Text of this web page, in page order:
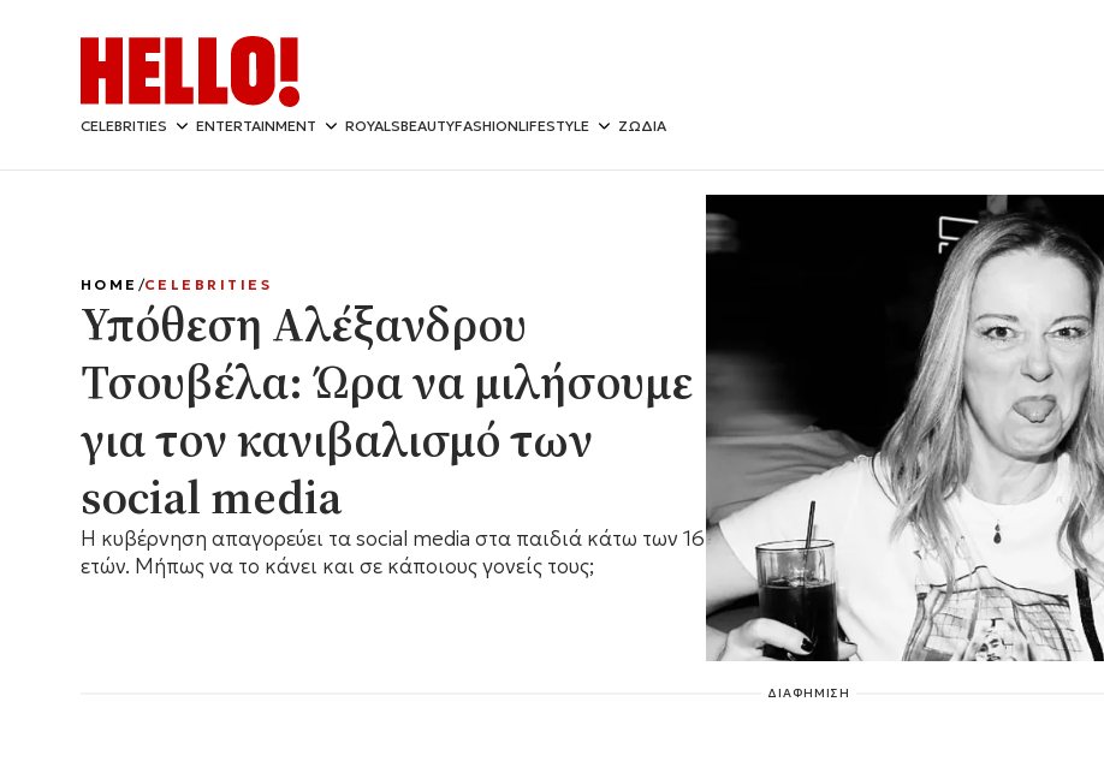
CELEBRITIES ENTERTAINMENT ROYALSBEAUTYFASHIONLIFESTYLE ΖΩΔΙΑ
HOME CELEBRITIES
Υπόθεση Αλέξανδρου
Τσουβέλα: Ώρα να μιλήσουμε
για τον κανιβαλισμό των
social media
Η κυβέρνηση απαγορεύει τα social media στα παιδιά κάτω των 16
ετών. Μήπως να το κάνει και σε κάποιους γονείς τους;
ΔΙΑΦΗΜΙΣΗ